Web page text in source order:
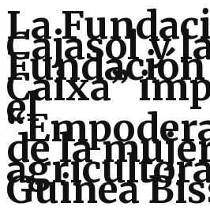
La
Cajasol y
Fundación
Caixa”
el
de la
Guinea